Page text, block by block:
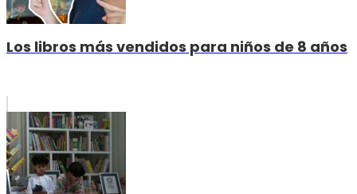
Los libros más vendidos para niños de 8 años